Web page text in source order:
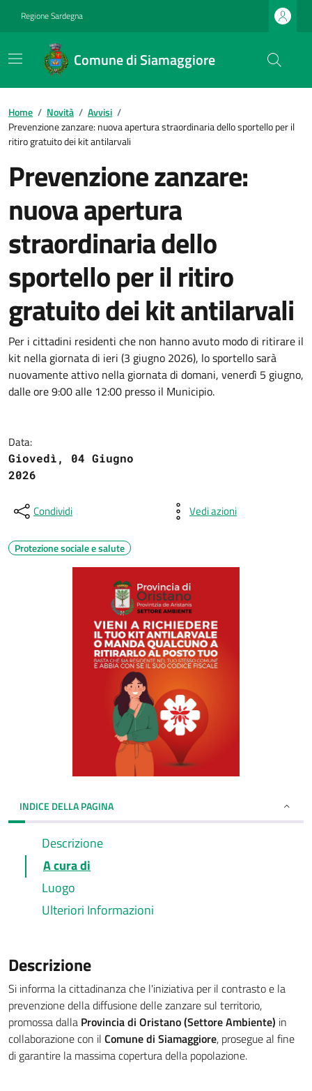
Regione Sardegna
Comune di Siamaggiore
Home / Novità / Avvisi /
Prevenzione zanzare: nuova apertura straordinaria dello sportello per il
ritiro gratuito dei kit antilarvali
Prevenzione zanzare:
nuova apertura
straordinaria dello
sportello per il ritiro
gratuito dei kit antilarvali
Per i cittadini residenti che non hanno avuto modo di ritirare il
kit nella giornata di ieri (3 giugno 2026), lo sportello sarà
nuovamente attivo nella giornata di domani, venerdì 5 giugno,
dalle ore 9:00 alle 12:00 presso il Municipio.
Data:
Giovedì, 04 Giugno
2026
Condividi Vedi azioni
Protezione sociale e salute
INDICE DELLA PAGINA
Descrizione
A cura di
Luogo
Ulteriori Informazioni
Descrizione
Si informa la cittadinanza che l'iniziativa per il contrasto e la
prevenzione della diffusione delle zanzare sul territorio,
promossa dalla Provincia di Oristano (Settore Ambiente) in
collaborazione con il Comune di Siamaggiore, prosegue al fine
di garantire la massima copertura della popolazione.